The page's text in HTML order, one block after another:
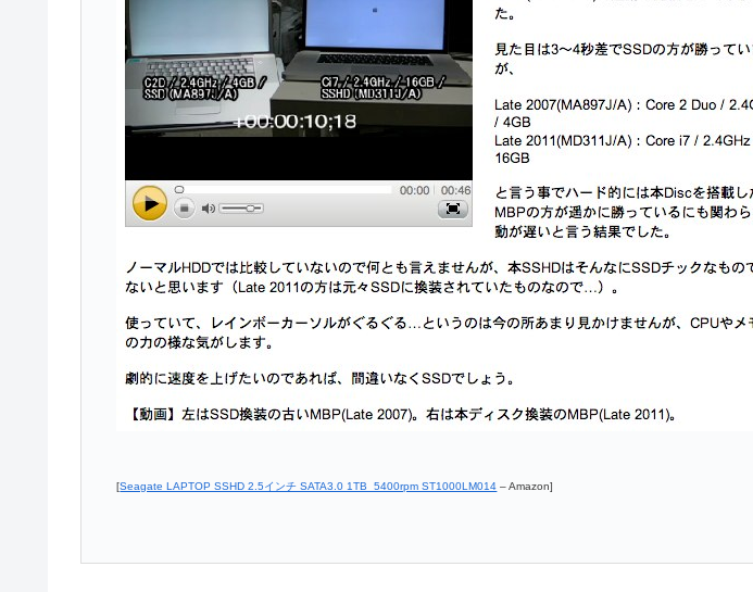
[Seagate LAPTOP SSHD 2.5インチ SATA3.0 1TB 5400rpm ST1000LM014 – Amazon]